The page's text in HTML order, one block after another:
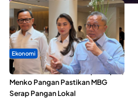
Ekonomi
SPPG di Maluku Utara Dipercepat,
Menko Pangan Pastikan MBG
Serap Pangan Lokal